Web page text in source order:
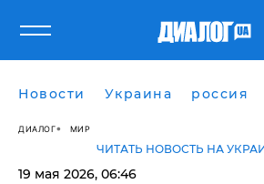
Новости Украина россия
ДИАЛОГ МИР
ЧИТАТЬ НОВОСТЬ НА
19 мая 2026, 06:46